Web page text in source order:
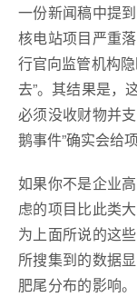
一份新闻稿中提
核电站项目严重
行官向监管机构
去”。其结果是，
必须没收财物并
鹅事件”确实会给
如果你不是企业
虑的项目比此类
为上面所说的这
所搜集到的数据
肥尾分布的影响